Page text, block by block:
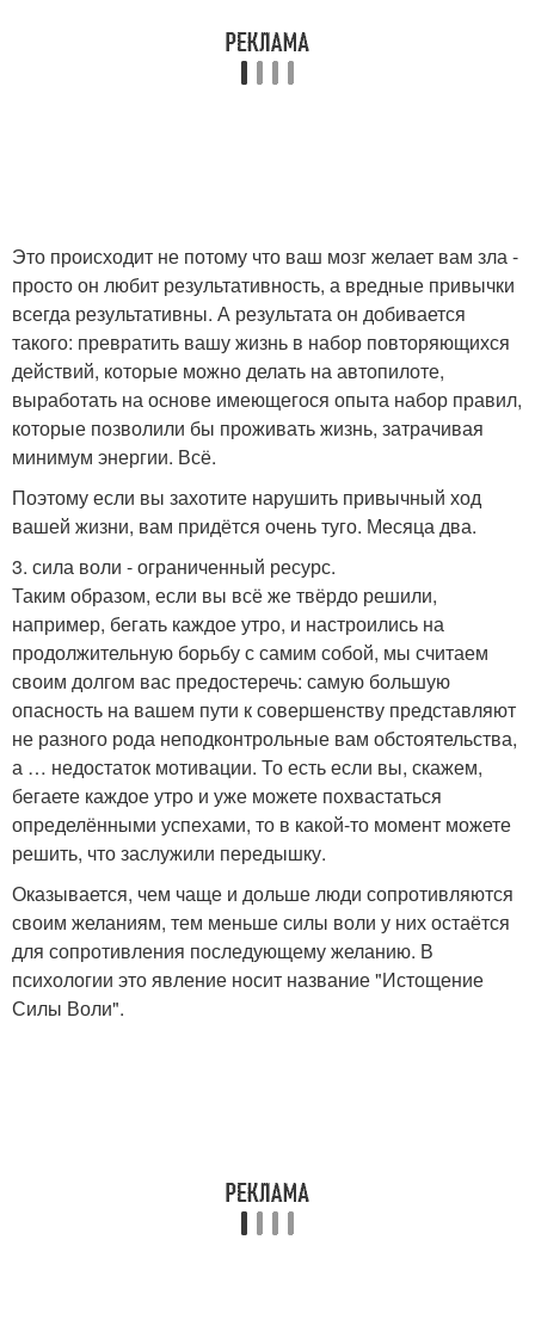
Это происходит не потому что ваш мозг желает вам зла -
просто он любит результативность, а вредные привычки
всегда результативны. А результата он добивается
такого: превратить вашу жизнь в набор повторяющихся
действий, которые можно делать на автопилоте,
выработать на основе имеющегося опыта набор правил,
которые позволили бы проживать жизнь, затрачивая
минимум энергии. Всё.
Поэтому если вы захотите нарушить привычный ход
вашей жизни, вам придётся очень туго. Месяца два.
3. сила воли - ограниченный ресурс.
Таким образом, если вы всё же твёрдо решили,
например, бегать каждое утро, и настроились на
продолжительную борьбу с самим собой, мы считаем
своим долгом вас предостеречь: самую большую
опасность на вашем пути к совершенству представляют
не разного рода неподконтрольные вам обстоятельства,
а … недостаток мотивации. То есть если вы, скажем,
бегаете каждое утро и уже можете похвастаться
определёнными успехами, то в какой-то момент можете
решить, что заслужили передышку.
Оказывается, чем чаще и дольше люди сопротивляются
своим желаниям, тем меньше силы воли у них остаётся
для сопротивления последующему желанию. В
психологии это явление носит название "Истощение
Силы Воли".